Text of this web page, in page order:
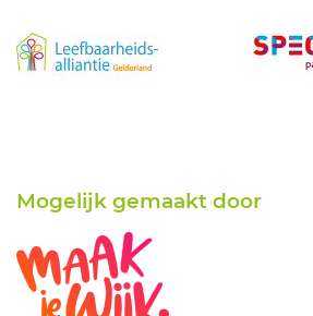
Mogelijk gemaakt door